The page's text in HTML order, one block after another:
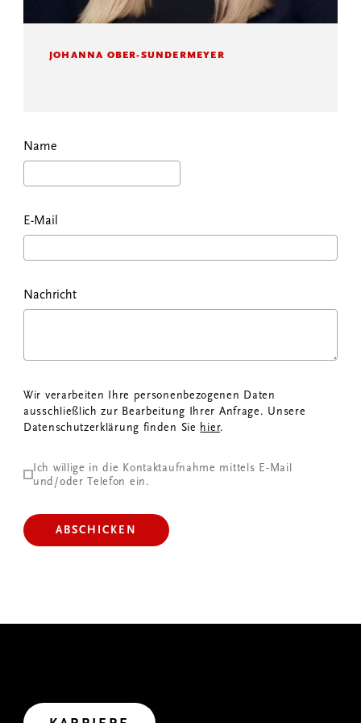
JOHANNA OBER-SUNDERMEYER
Name
E-Mail
Nachricht
Wir verarbeiten Ihre personenbezogenen Daten
ausschließlich zur Bearbeitung Ihrer Anfrage. Unsere
Datenschutzerklärung finden Sie hier.
Ich willige in die Kontaktaufnahme mittels E-Mail
und/oder Telefon ein.
ABSCHICKEN